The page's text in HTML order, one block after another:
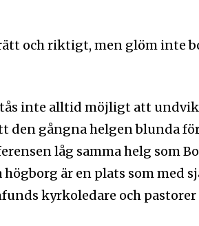
och riktigt, men glöm inte
inte alltid möjligt att
den gångna helgen blunda
låg samma helg som
är en plats som med
kyrkoledare och